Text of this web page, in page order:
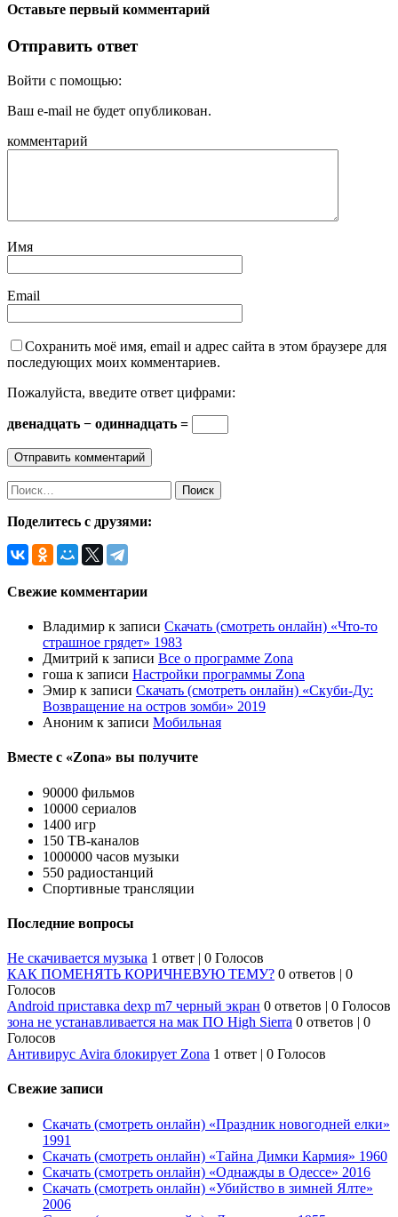
Оставьте первый комментарий
Отправить ответ
Войти с помощью:
Ваш e-mail не будет опубликован.
комментарий
Имя
Email
Сохранить моё имя, email и адрес сайта в этом браузере для
последующих моих комментариев.
Пожалуйста, введите ответ цифрами:
двенадцать − одиннадцать =
Найти:
Поделитесь с друзями:
Свежие комментарии
Владимир к записи Скачать (смотреть онлайн) «Что-то
страшное грядет» 1983
Дмитрий к записи Все о программе Zona
гоша к записи Настройки программы Zona
Эмир к записи Скачать (смотреть онлайн) «Скуби-Ду:
Возвращение на остров зомби» 2019
Аноним к записи Мобильная
Вместе с «Zona» вы получите
90000 фильмов
10000 сериалов
1400 игр
150 ТВ-каналов
1000000 часов музыки
550 радиостанций
Спортивные трансляции
Последние вопросы
Не скачивается музыка 1 ответ | 0 Голосов
КАК ПОМЕНЯТЬ КОРИЧНЕВУЮ ТЕМУ? 0 ответов | 0
Голосов
Android приставка dexp m7 черный экран 0 ответов | 0 Голосов
зона не устанавливается на мак ПО High Sierra 0 ответов | 0
Голосов
Антивирус Avira блокирует Zona 1 ответ | 0 Голосов
Свежие записи
Скачать (смотреть онлайн) «Праздник новогодней елки»
1991
Скачать (смотреть онлайн) «Тайна Димки Кармия» 1960
Скачать (смотреть онлайн) «Однажды в Одессе» 2016
Скачать (смотреть онлайн) «Убийство в зимней Ялте»
2006